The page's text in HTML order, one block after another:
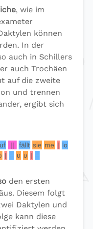
, wie im
können
In der
auch in Schillers
auch Trochäen
auf die zweite
und trennen
ergibt sich
|| fällt sie me | lo
| – υ υ | –
den ersten
Diesem folgt
Daktylen und
kann diese